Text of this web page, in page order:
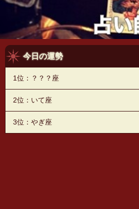
今日の運勢
1位：？？？座
2位：いて座
3位：やぎ座